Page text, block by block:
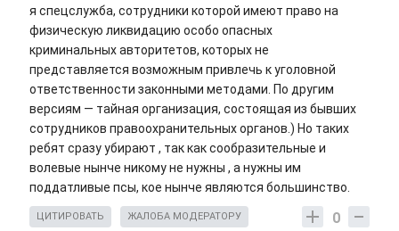
я спецслужба, сотрудники которой имеют право на
физическую ликвидацию особо опасных
криминальных авторитетов, которых не
представляется возможным привлечь к уголовной
ответственности законными методами. По другим
версиям — тайная организация, состоящая из бывших
сотрудников правоохранительных органов.) Но таких
ребят сразу убирают , так как сообразительные и
волевые нынче никому не нужны , а нужны им
поддатливые псы, кое нынче являются большинство.
0
ЦИТИРОВАТЬ ЖАЛОБА МОДЕРАТОРУ